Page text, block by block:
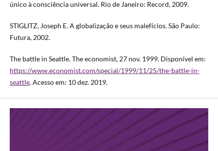
único à consciência universal. Rio de Janeiro: Record, 2009.
STIGLITZ, Joseph E. A globalização e seus malefícios. São Paulo:
Futura, 2002.
The battle in Seattle. The economist, 27 nov. 1999. Disponível em:
https://www.economist.com/special/1999/11/25/the-battle-in-
seattle. Acesso em: 10 dez. 2019.